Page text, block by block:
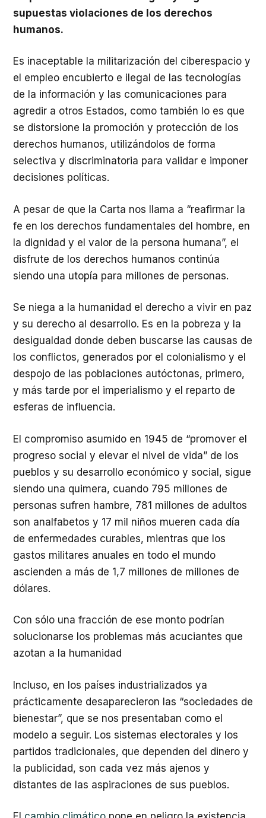
supuestas violaciones de los derechos
humanos.
Es inaceptable la militarización del ciberespacio y
el empleo encubierto e ilegal de las tecnologías
de la información y las comunicaciones para
agredir a otros Estados, como también lo es que
se distorsione la promoción y protección de los
derechos humanos, utilizándolos de forma
selectiva y discriminatoria para validar e imponer
decisiones políticas.
A pesar de que la Carta nos llama a “reafirmar la
fe en los derechos fundamentales del hombre, en
la dignidad y el valor de la persona humana”, el
disfrute de los derechos humanos continúa
siendo una utopía para millones de personas.
Se niega a la humanidad el derecho a vivir en paz
y su derecho al desarrollo. Es en la pobreza y la
desigualdad donde deben buscarse las causas de
los conflictos, generados por el colonialismo y el
despojo de las poblaciones autóctonas, primero,
y más tarde por el imperialismo y el reparto de
esferas de influencia.
El compromiso asumido en 1945 de “promover el
progreso social y elevar el nivel de vida” de los
pueblos y su desarrollo económico y social, sigue
siendo una quimera, cuando 795 millones de
personas sufren hambre, 781 millones de adultos
son analfabetos y 17 mil niños mueren cada día
de enfermedades curables, mientras que los
gastos militares anuales en todo el mundo
ascienden a más de 1,7 millones de millones de
dólares.
Con sólo una fracción de ese monto podrían
solucionarse los problemas más acuciantes que
azotan a la humanidad
Incluso, en los países industrializados ya
prácticamente desaparecieron las “sociedades de
bienestar”, que se nos presentaban como el
modelo a seguir. Los sistemas electorales y los
partidos tradicionales, que dependen del dinero y
la publicidad, son cada vez más ajenos y
distantes de las aspiraciones de sus pueblos.